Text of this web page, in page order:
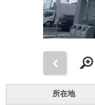
所在地